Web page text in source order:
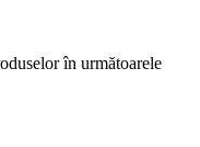
în următoarele